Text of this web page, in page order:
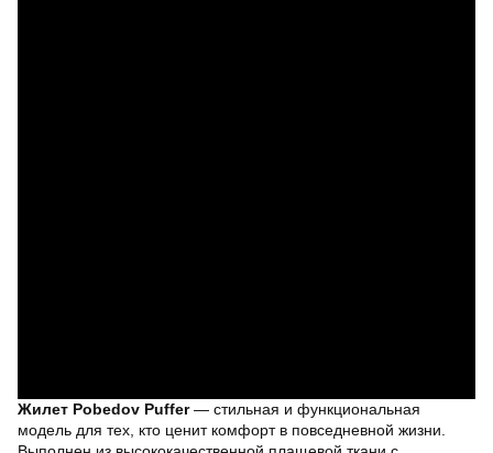
Жилет Pobedov Puffer— стильная и функциональная
модель для тех, кто ценит комфорт в повседневной жизни.